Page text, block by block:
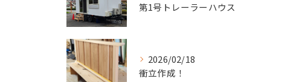
第1号トレーラーハウス
2026/02/18
衝立作成！